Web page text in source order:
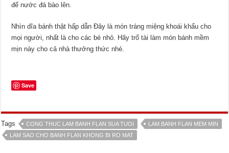
để nước đá bào lên.
Nhìn dĩa bánh thật hấp dẫn Đây là món tráng miệng khoái khẩu cho
mọi người, nhất là cho các bé nhỏ. Hãy trổ tài làm món bánh mềm
mịn này cho cả nhà thưởng thức nhé.
Save
Tags CONG THUC LAM BANH FLAN SUA TUOI
LAM BANH FLAN MEM MIN
LAM SAO CHO BANH FLAN KHONG BI RO MAT